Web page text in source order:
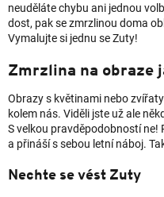
neuděláte chybu ani jednou
dost, pak se zmrzlinou doma
Vymalujte si jednu se Zuty!
Zmrzlina na obraze
Obrazy s květinami nebo
kolem nás. Viděli jste už ale
S velkou pravděpodobností ne!
a přináší s sebou letní náboj.
Nechte se vést Zuty